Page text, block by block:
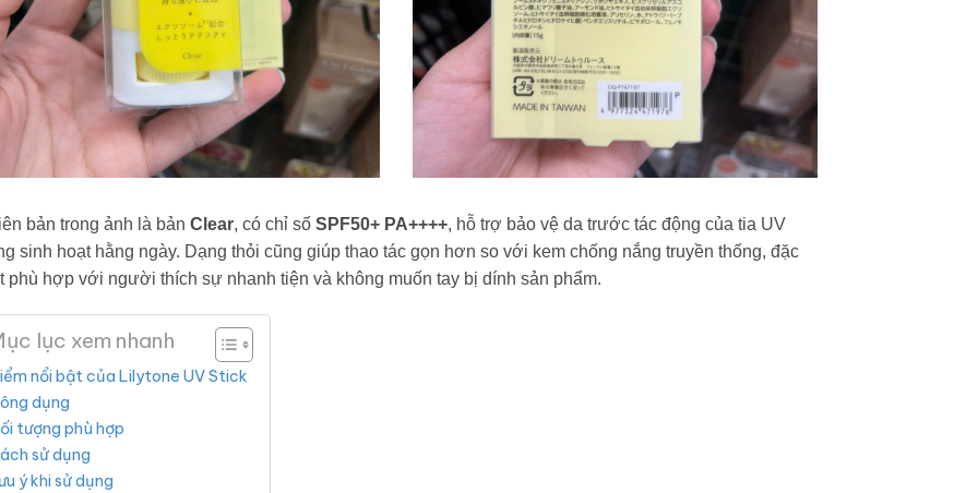
bản trong ảnh là bản Clear, có chỉ số SPF50+ PA++++, hỗ trợ bảo vệ da trước tác động của tia UV
sinh hoạt hằng ngày. Dạng thỏi cũng giúp thao tác gọn hơn so với kem chống nắng truyền thống, đặc
phù hợp với người thích sự nhanh tiện và không muốn tay bị dính sản phẩm.
lục xem nhanh
nổi bật của Lilytone UV Stick
dụng
tượng phù hợp
sử dụng
ý khi sử dụng